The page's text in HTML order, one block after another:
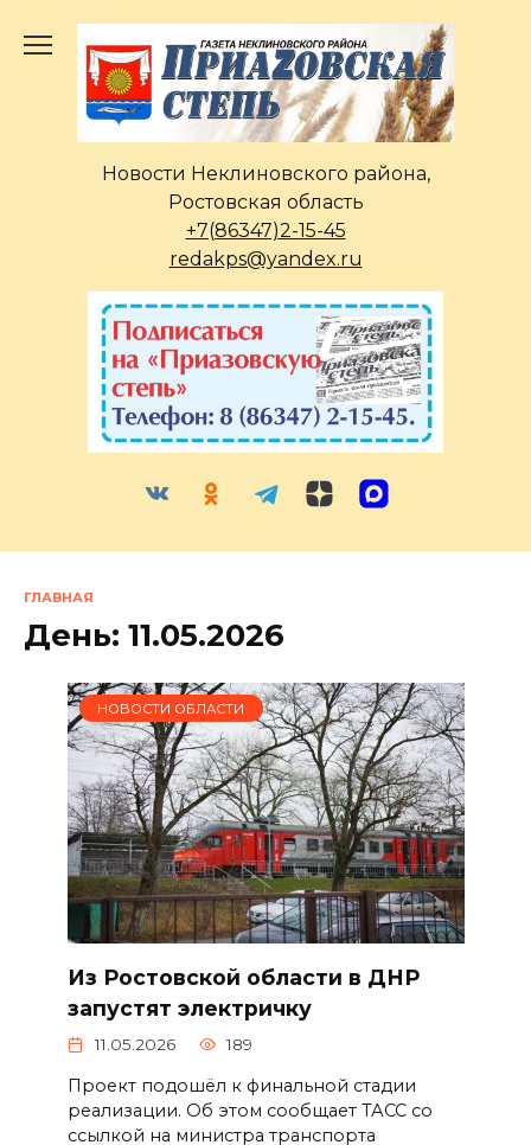
содержанию
Новости Неклиновского района,
Ростовская область
+7(86347)2-15-45
redakps@yandex.ru
ГЛАВНАЯ
День: 11.05.2026
НОВОСТИ ОБЛАСТИ
Из Ростовской области в ДНР
запустят электричку
11.05.2026 189
Проект подошёл к финальной стадии
реализации. Об этом сообщает ТАСС со
ссылкой на министра транспорта